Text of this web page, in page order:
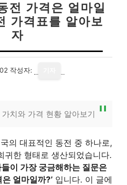
전 가격은 얼마일
가격표를 알아보
자
작성자:
치와 가격 현황 알아보기
의 대표적인 동전 중 하나로,
귀한 형태로 생산되었습니다.
이 가장 궁금해하는 질문은
얼마일까?’ 입니다. 이 글에